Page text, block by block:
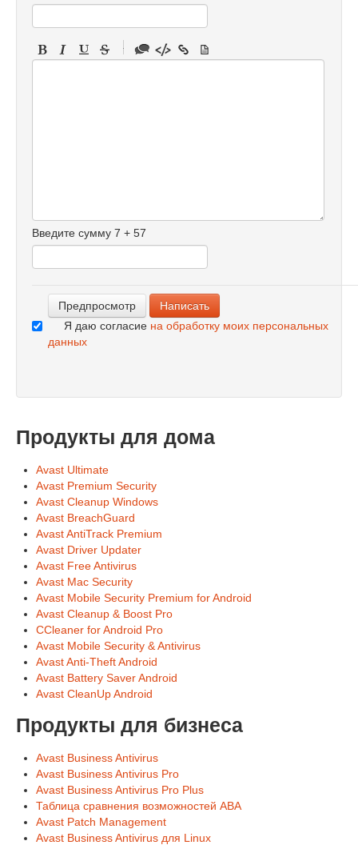
-
-
-
Введите сумму 7 + 57
Я даю согласие на обработку моих персональных
данных
Продукты для дома
Avast Ultimate
Avast Premium Security
Avast Cleanup Windows
Avast BreachGuard
Avast AntiTrack Premium
Avast Driver Updater
Avast Free Antivirus
Avast Mac Security
Avast Mobile Security Premium for Android
Avast Cleanup & Boost Pro
CCleaner for Android Pro
Avast Mobile Security & Antivirus
Avast Anti-Theft Android
Avast Battery Saver Android
Avast CleanUp Android
Продукты для бизнеса
Avast Business Antivirus
Avast Business Antivirus Pro
Avast Business Antivirus Pro Plus
Таблица сравнения возможностей ABA
Avast Patch Management
Avast Business Antivirus для Linux